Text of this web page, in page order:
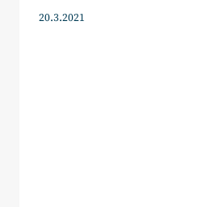
20.3.2021